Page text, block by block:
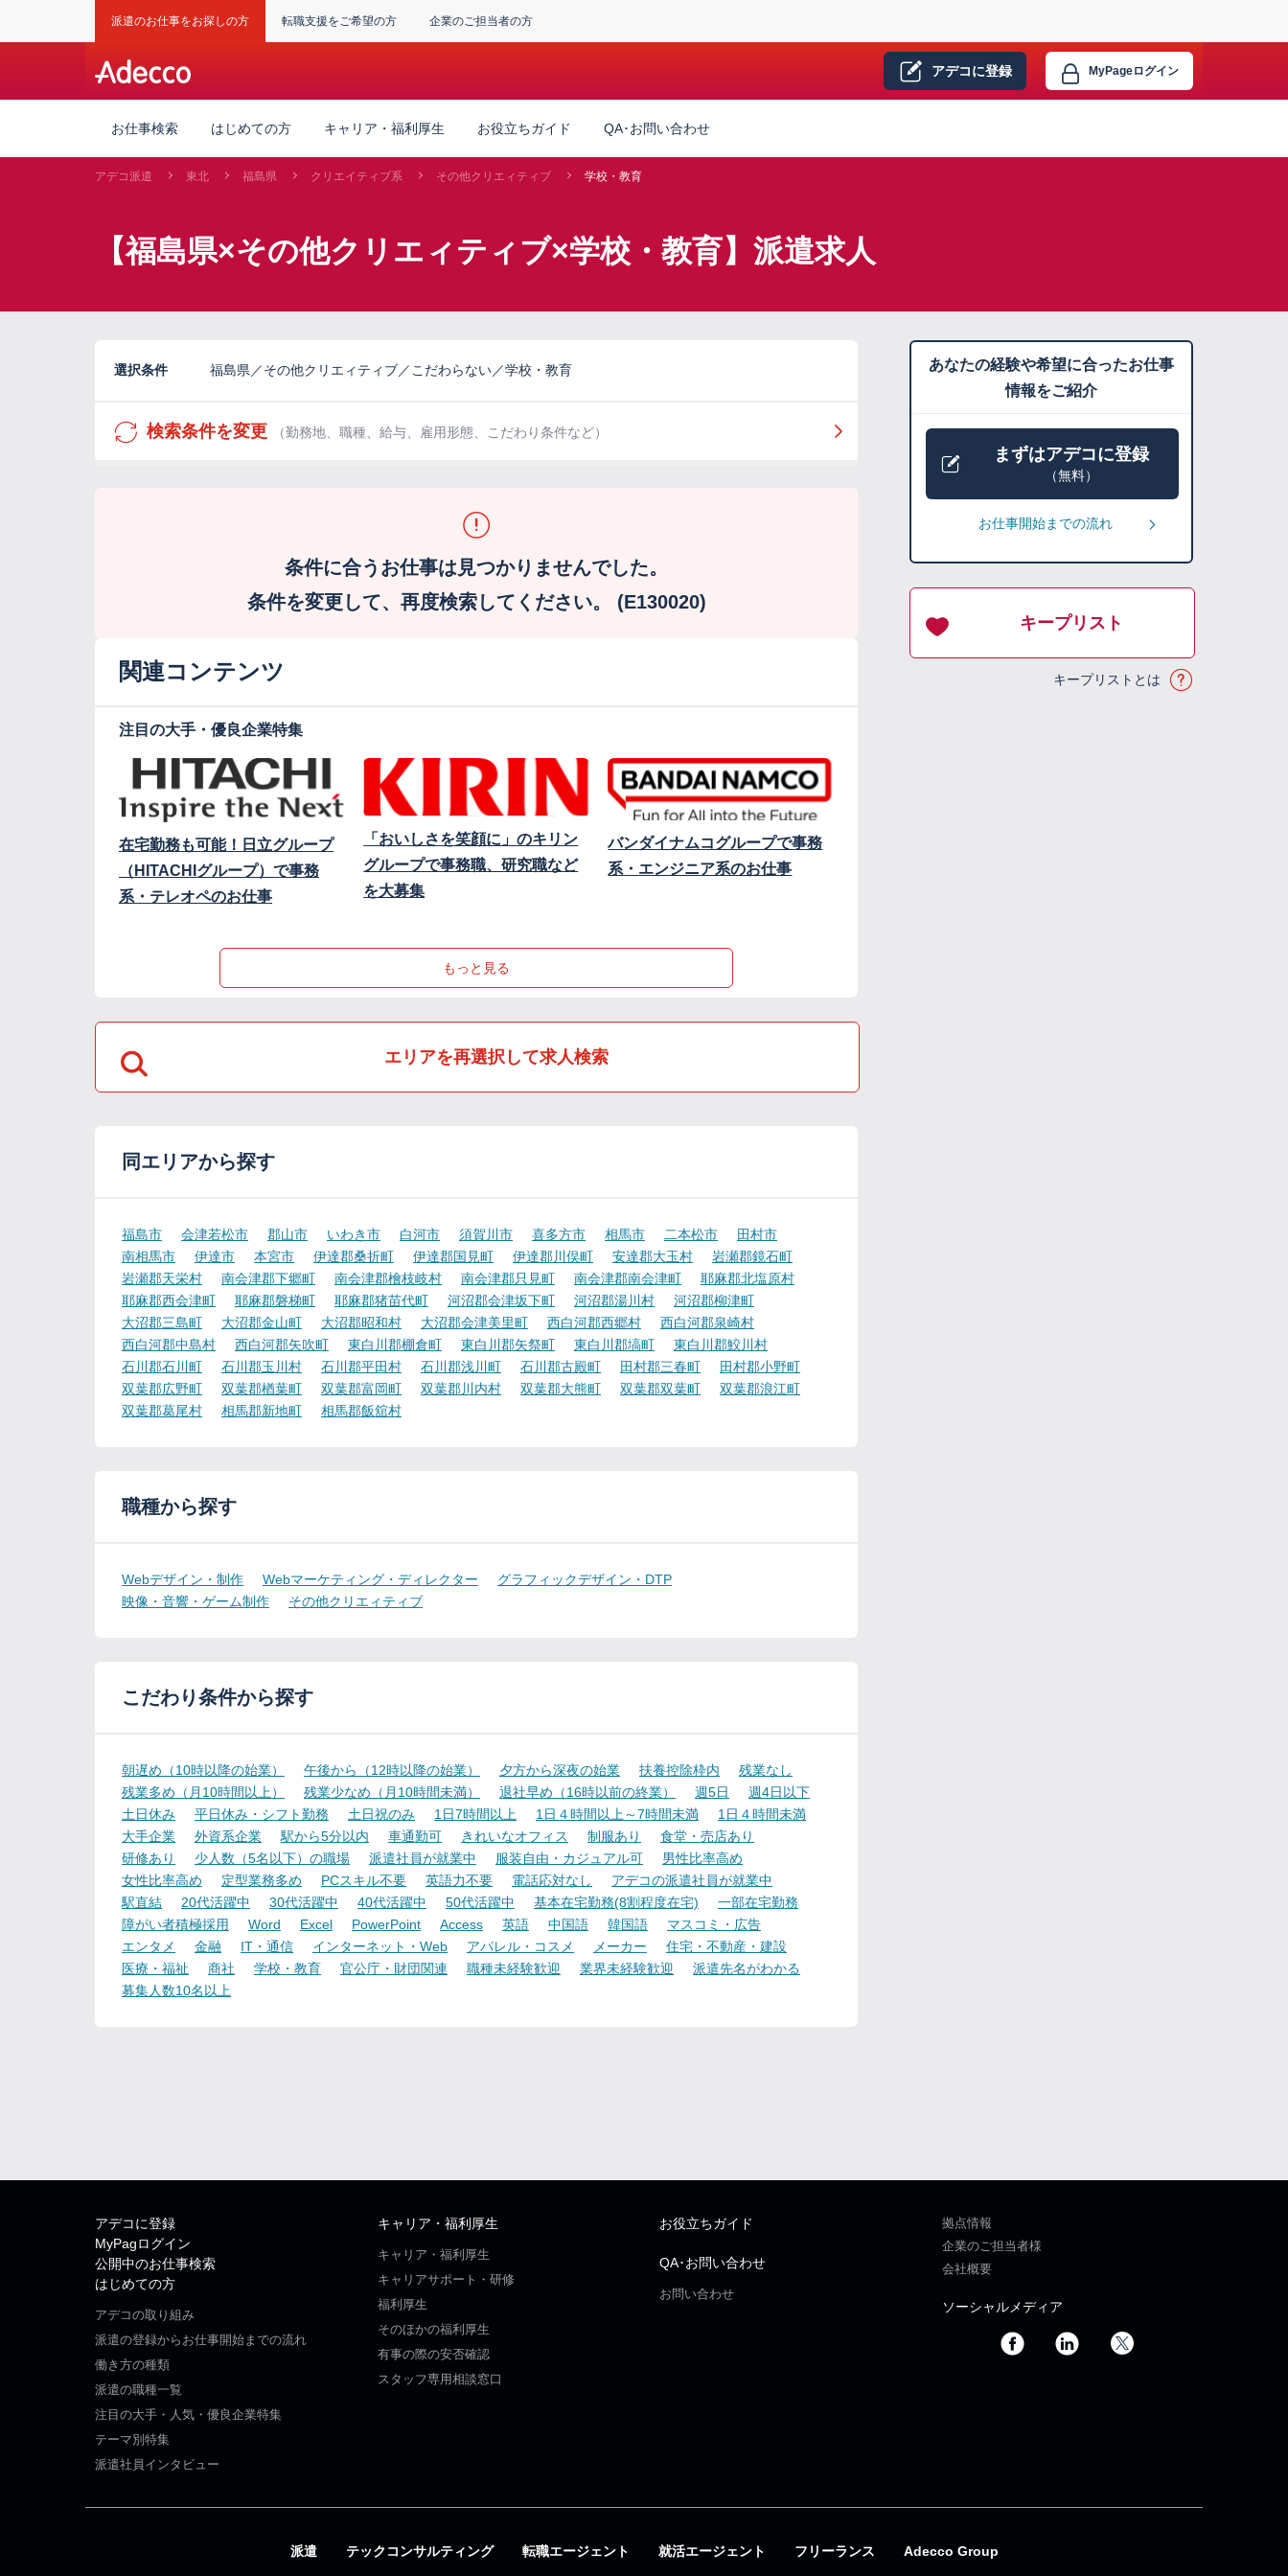
派遣のお仕事をお探しの方 転職支援をご希望の方 企業のご担当者の方
アデコに登録 MyPageログイン
お仕事検索 はじめての方 キャリア・福利厚生 お役立ちガイド QA･お問い合わせ
アデコ派遣 東北 福島県 クリエイティブ系 その他クリエィティブ 学校・教育
【福島県×その他クリエィティブ×学校・教育】派遣求人
選択条件 福島県／その他クリエィティブ／こだわらない／学校・教育
検索条件を変更 （勤務地、職種、給与、雇用形態、こだわり条件など）
条件に合うお仕事は見つかりませんでした。
条件を変更して、再度検索してください。 (E130020)
関連コンテンツ
注目の大手・優良企業特集
在宅勤務も可能！日立グループ
（HITACHIグループ）で事務
系・テレオペのお仕事
「おいしさを笑顔に」のキリン
グループで事務職、研究職など
を大募集
バンダイナムコグループで事務
系・エンジニア系のお仕事
もっと見る
エリアを再選択して求人検索
同エリアから探す
福島市 会津若松市 郡山市 いわき市 白河市 須賀川市 喜多方市 相馬市 二本松市
田村市
南相馬市
伊達市 本宮市 伊達郡桑折町 伊達郡国見町 伊達郡川俣町 安達郡大玉村
岩瀬郡鏡石町
岩瀬郡天栄村
南会津郡下郷町 南会津郡檜枝岐村 南会津郡只見町 南会津郡南会津町
耶麻郡北塩原村
耶麻郡西会津町
耶麻郡磐梯町 耶麻郡猪苗代町 河沼郡会津坂下町 河沼郡湯川村
河沼郡柳津町
大沼郡三島町
大沼郡金山町 大沼郡昭和村 大沼郡会津美里町 西白河郡西郷村
西白河郡泉崎村
西白河郡中島村
西白河郡矢吹町 東白川郡棚倉町 東白川郡矢祭町 東白川郡塙町
東白川郡鮫川村
石川郡石川町
石川郡玉川村 石川郡平田村 石川郡浅川町 石川郡古殿町 田村郡三春町
田村郡小野町
双葉郡広野町
双葉郡楢葉町 双葉郡富岡町 双葉郡川内村 双葉郡大熊町 双葉郡双葉町
双葉郡浪江町
双葉郡葛尾村
相馬郡新地町 相馬郡飯舘村
職種から探す
Webデザイン・制作 Webマーケティング・ディレクター
グラフィックデザイン・DTP
映像・音響・ゲーム制作
その他クリエィティブ
こだわり条件から探す
朝遅め（10時以降の始業） 午後から（12時以降の始業） 夕方から深夜の始業 扶養控除枠内
残業なし
残業多め（月10時間以上）
残業少なめ（月10時間未満） 退社早め（16時以前の終業） 週5日
週4日以下
土日休み
平日休み・シフト勤務 土日祝のみ 1日7時間以上 1日４時間以上～7時間未満
1日４時間未満
大手企業
外資系企業 駅から5分以内 車通勤可 きれいなオフィス 制服あり
食堂・売店あり
研修あり
少人数（5名以下）の職場 派遣社員が就業中 服装自由・カジュアル可
男性比率高め
女性比率高め
定型業務多め PCスキル不要 英語力不要 電話応対なし
アデコの派遣社員が就業中
駅直結
20代活躍中 30代活躍中 40代活躍中 50代活躍中 基本在宅勤務(8割程度在宅)
一部在宅勤務
障がい者積極採用
Word Excel PowerPoint Access 英語 中国語 韓国語
マスコミ・広告
エンタメ
金融 IT・通信 インターネット・Web アパレル・コスメ メーカー
住宅・不動産・建設
医療・福祉
商社 学校・教育 官公庁・財団関連 職種未経験歓迎 業界未経験歓迎
派遣先名がわかる
募集人数10名以上
あなたの経験や希望に合ったお仕事
情報をご紹介
まずはアデコに登録
（無料）
お仕事開始までの流れ
キープリスト
キープリストとは
アデコに登録
MyPagログイン
公開中のお仕事検索
はじめての方
アデコの取り組み
派遣の登録からお仕事開始までの流れ
働き方の種類
派遣の職種一覧
注目の大手・人気・優良企業特集
テーマ別特集
派遣社員インタビュー
キャリア・福利厚生
キャリア・福利厚生
キャリアサポート・研修
福利厚生
そのほかの福利厚生
有事の際の安否確認
スタッフ専用相談窓口
お役立ちガイド
QA･お問い合わせ
お問い合わせ
拠点情報
企業のご担当者様
会社概要
ソーシャルメディア
派遣 テックコンサルティング 転職エージェント 就活エージェント フリーランス Adecco Group